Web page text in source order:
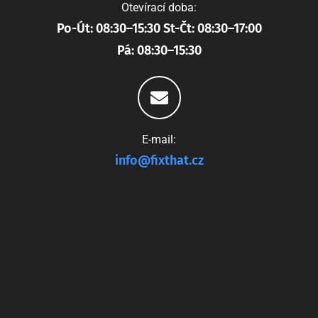
Otevírací doba:
Po-Út: 08:30–15:30 St-Čt: 08:30–17:00
Pá: 08:30–15:30
E-mail:
info@fixthat.cz